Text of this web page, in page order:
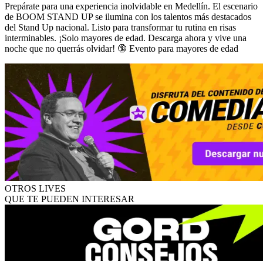
Prepárate para una experiencia inolvidable en Medellín. El escenario
de BOOM STAND UP se ilumina con los talentos más destacados
del Stand Up nacional. Listo para transformar tu rutina en risas
interminables. ¡Solo mayores de edad. Descarga ahora y vive una
noche que no querrás olvidar! 🔞 Evento para mayores de edad
OTROS LIVES
QUE TE PUEDEN INTERESAR